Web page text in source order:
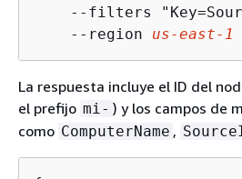
--filters
    --region
us-east-1
La respuesta incluye el ID del
el prefijo mi- ) y los campos de
como ComputerName ,